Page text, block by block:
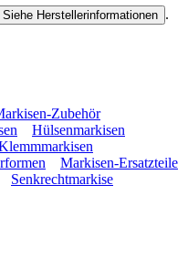
Siehe Herstellerinformationen .
Zubehör
Hülsenmarkisen
Markisen-Ersatzteile
Senkrechtmarkise